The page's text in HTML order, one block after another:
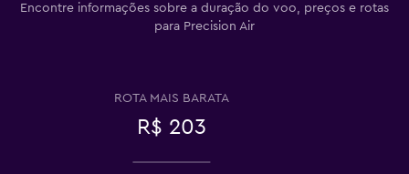
Encontre informações sobre a duração do voo, preços e rotas
para Precision Air
ROTA MAIS BARATA
R$ 203